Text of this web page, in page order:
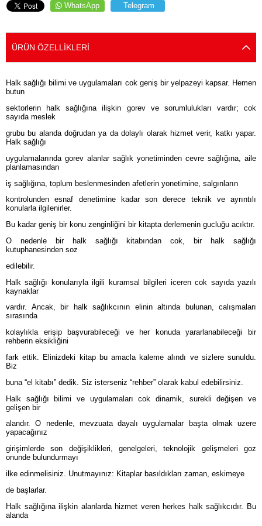
WhatsApp Telegram
ÜRÜN ÖZELLIKLERI
Halk sağlığı bilimi ve uygulamaları cok geniş bir yelpazeyi kapsar. Hemen
butun
sektorlerin halk sağlığına ilişkin gorev ve sorumlulukları vardır; cok
sayıda meslek
grubu bu alanda doğrudan ya da dolaylı olarak hizmet verir, katkı yapar.
Halk sağlığı
uygulamalarında gorev alanlar sağlık yonetiminden cevre sağlığına, aile
planlamasından
iş sağlığına, toplum beslenmesinden afetlerin yonetimine, salgınların
kontrolunden esnaf denetimine kadar son derece teknik ve ayrıntılı
konularla ilgilenirler.
Bu kadar geniş bir konu zenginliğini bir kitapta derlemenin gucluğu acıktır.
O nedenle bir halk sağlığı kitabından cok, bir halk sağlığı
kutuphanesinden soz
edilebilir.
Halk sağlığı konularıyla ilgili kuramsal bilgileri iceren cok sayıda yazılı
kaynaklar
vardır. Ancak, bir halk sağlıkcının elinin altında bulunan, calışmaları
sırasında
kolaylıkla erişip başvurabileceği ve her konuda yararlanabileceği bir
rehberin eksikliğini
fark ettik. Elinizdeki kitap bu amacla kaleme alındı ve sizlere sunuldu.
Biz
buna “el kitabı” dedik. Siz isterseniz “rehber” olarak kabul edebilirsiniz.
Halk sağlığı bilimi ve uygulamaları cok dinamik, surekli değişen ve
gelişen bir
alandır. O nedenle, mevzuata dayalı uygulamalar başta olmak uzere
yapacağınız
girişimlerde son değişiklikleri, genelgeleri, teknolojik gelişmeleri goz
onunde bulundurmayı
ilke edinmelisiniz. Unutmayınız: Kitaplar basıldıkları zaman, eskimeye
de başlarlar.
Halk sağlığına ilişkin alanlarda hizmet veren herkes halk sağlıkcıdır. Bu
alanda